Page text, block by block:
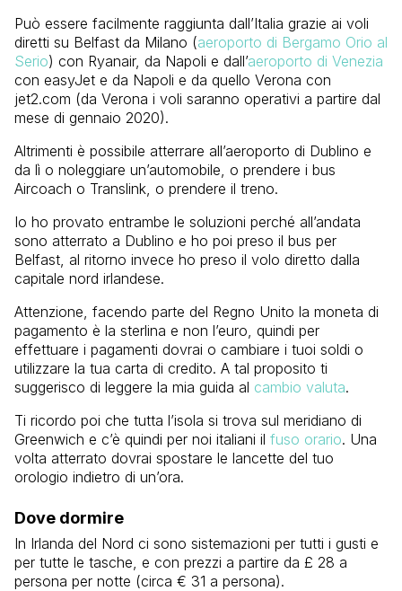
Può essere facilmente raggiunta dall’Italia grazie ai voli
diretti su Belfast da Milano (aeroporto di Bergamo Orio al
Serio) con Ryanair, da Napoli e dall’aeroporto di Venezia
con easyJet e da Napoli e da quello Verona con
jet2.com (da Verona i voli saranno operativi a partire dal
mese di gennaio 2020).
Altrimenti è possibile atterrare all’aeroporto di Dublino e
da lì o noleggiare un’automobile, o prendere i bus
Aircoach o Translink, o prendere il treno.
Io ho provato entrambe le soluzioni perché all’andata
sono atterrato a Dublino e ho poi preso il bus per
Belfast, al ritorno invece ho preso il volo diretto dalla
capitale nord irlandese.
Attenzione, facendo parte del Regno Unito la moneta di
pagamento è la sterlina e non l’euro, quindi per
effettuare i pagamenti dovrai o cambiare i tuoi soldi o
utilizzare la tua carta di credito. A tal proposito ti
suggerisco di leggere la mia guida al cambio valuta.
Ti ricordo poi che tutta l’isola si trova sul meridiano di
Greenwich e c’è quindi per noi italiani il fuso orario. Una
volta atterrato dovrai spostare le lancette del tuo
orologio indietro di un’ora.
Dove dormire
In Irlanda del Nord ci sono sistemazioni per tutti i gusti e
per tutte le tasche, e con prezzi a partire da £ 28 a
persona per notte (circa € 31 a persona).